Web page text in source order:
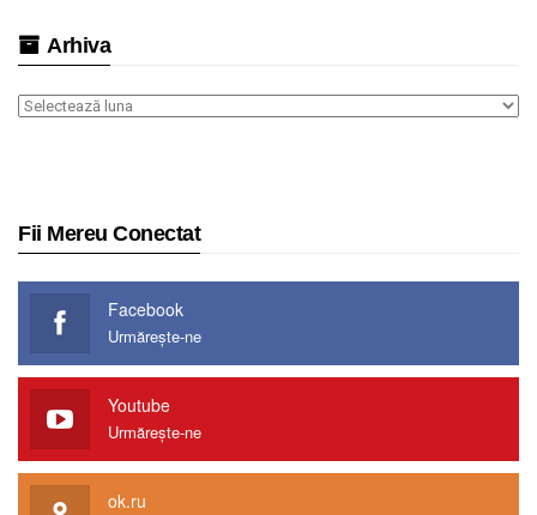
Arhiva
Arhiva
Fii Mereu Conectat
Facebook
Urmărește-ne
Youtube
Urmărește-ne
ok.ru